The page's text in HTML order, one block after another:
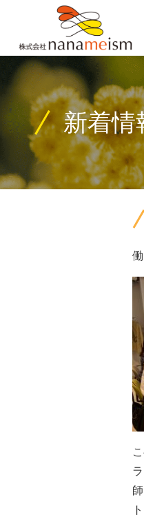
新着情